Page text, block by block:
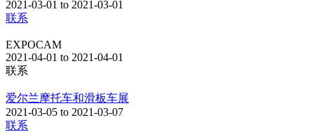
2021-03-01 to 2021-03-01
联系
EXPOCAM
2021-04-01 to 2021-04-01
联系
爱尔兰摩托车和滑板车展
2021-03-05 to 2021-03-07
联系